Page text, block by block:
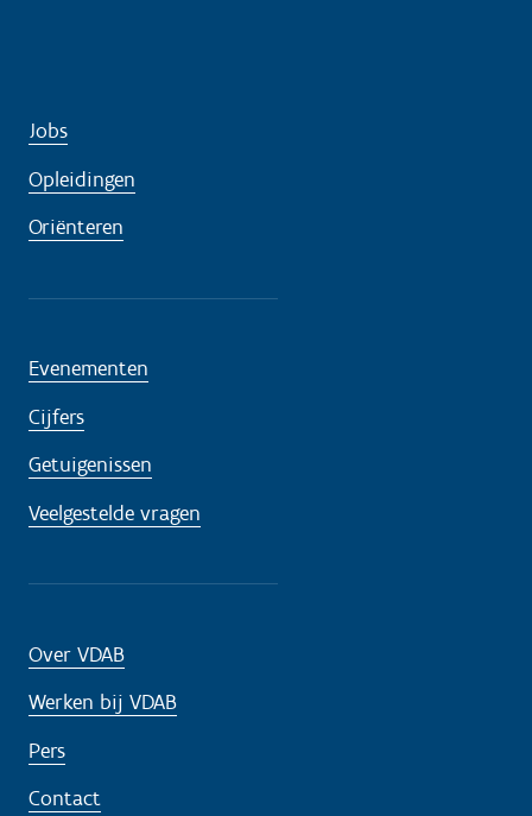
Jobs
Opleidingen
Oriënteren
Evenementen
Cijfers
Getuigenissen
Veelgestelde vragen
Over VDAB
Werken bij VDAB
Pers
Contact